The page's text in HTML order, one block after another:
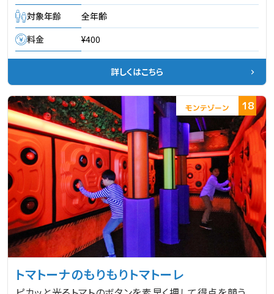
対象年齢
全年齢
料金
¥400
詳しくはこちら
18
トマトーナのもりもりトマトーレ